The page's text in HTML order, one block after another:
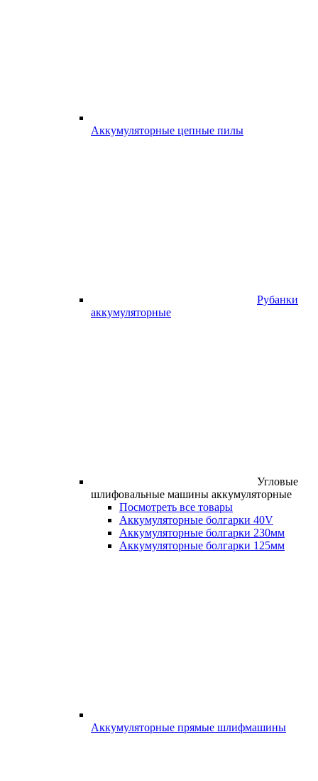
Аккумуляторные цепные пилы
Рубанки
аккумуляторные
Угловые
шлифовальные машины аккумуляторные
Посмотреть все товары
Аккумуляторные болгарки 40V
Аккумуляторные болгарки 230мм
Аккумуляторные болгарки 125мм
Аккумуляторные прямые шлифмашины